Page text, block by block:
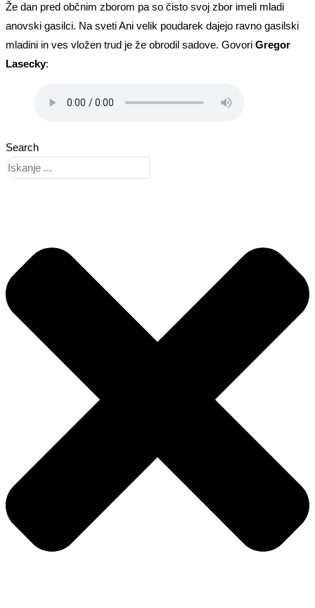
Že dan pred občnim zborom pa so čisto svoj zbor imeli mladi
anovski gasilci. Na sveti Ani velik poudarek dajejo ravno gasilski
mladini in ves vložen trud je že obrodil sadove. Govori Gregor
Lasecky:
Search